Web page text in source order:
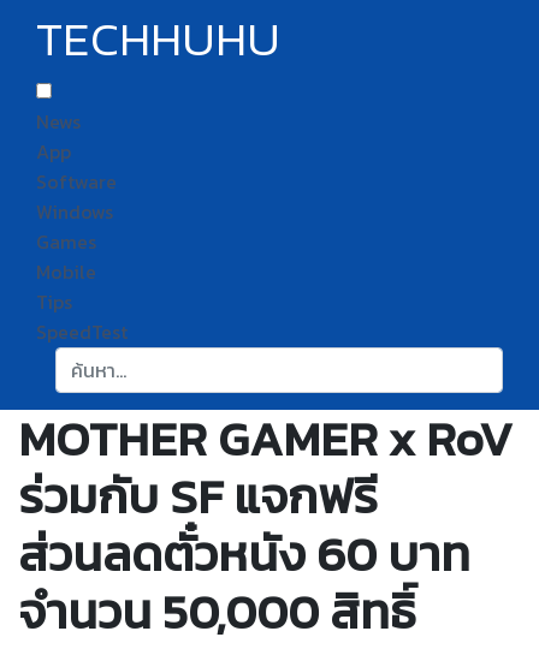
TECHHUHU
News
App
Software
Windows
Games
Mobile
Tips
SpeedTest
ค้นหา:
MOTHER GAMER x RoV
ร่วมกับ SF แจกฟรี
ส่วนลดตั๋วหนัง 60 บาท
จำนวน 50,000 สิทธิ์